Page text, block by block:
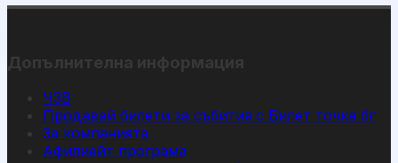
Допълнителна информация
ЧЗВ
Продавай билети за събития с Билет точка бг
За компанията
Афилиейт програма